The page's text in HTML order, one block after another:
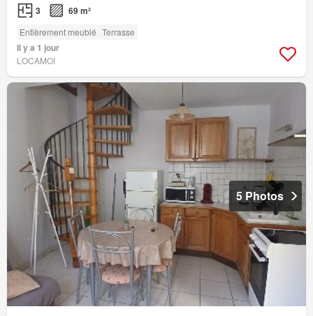
3 69 m²
Entièrement meublé Terrasse
Il y a 1 jour
LOCAMOI
5 Photos